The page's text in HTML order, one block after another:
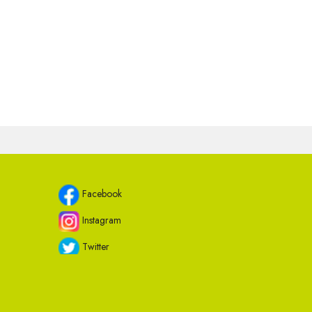
Facebook
Instagram
Twitter